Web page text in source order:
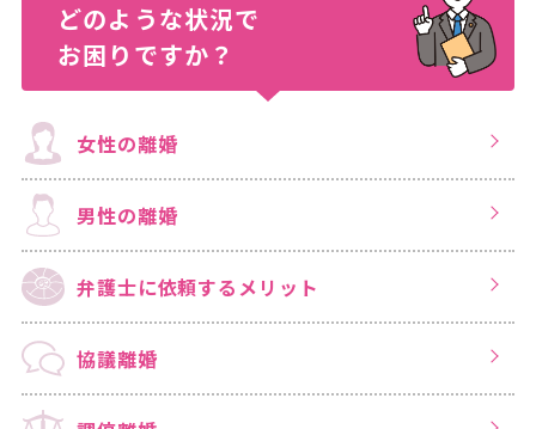
どのような状況で
お困りですか？
女性の離婚
男性の離婚
弁護士に依頼するメリット
協議離婚